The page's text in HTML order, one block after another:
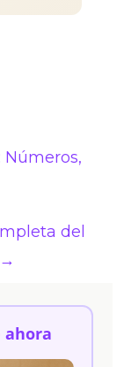
Números,
del
→
ahora